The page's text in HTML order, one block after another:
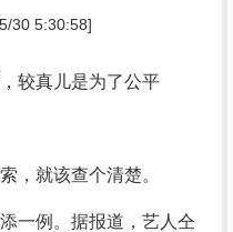
30 5:30:58]
较真儿是为了公平
就该查个清楚。
一例。据报道，艺人仝